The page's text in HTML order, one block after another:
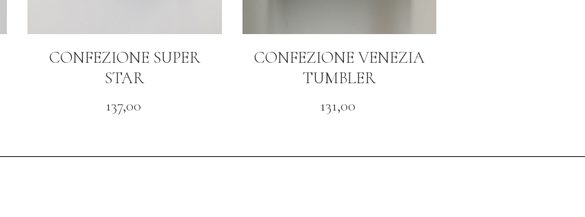
CONFEZIONE SUPER
STAR
137,00
CONFEZIONE VENEZIA
TUMBLER
131,00